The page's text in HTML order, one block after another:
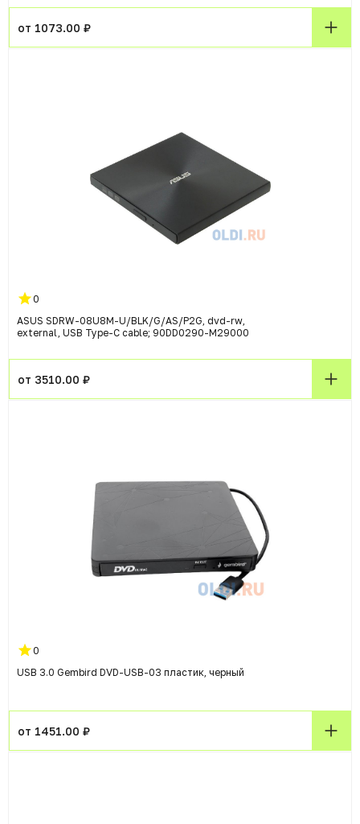
от 1073.00 ₽
0
ASUS SDRW-08U8M-U/BLK/G/AS/P2G, dvd-rw,
external, USB Type-C cable; 90DD0290-M29000
от 3510.00 ₽
0
USB 3.0 Gembird DVD-USB-03 пластик, черный
от 1451.00 ₽